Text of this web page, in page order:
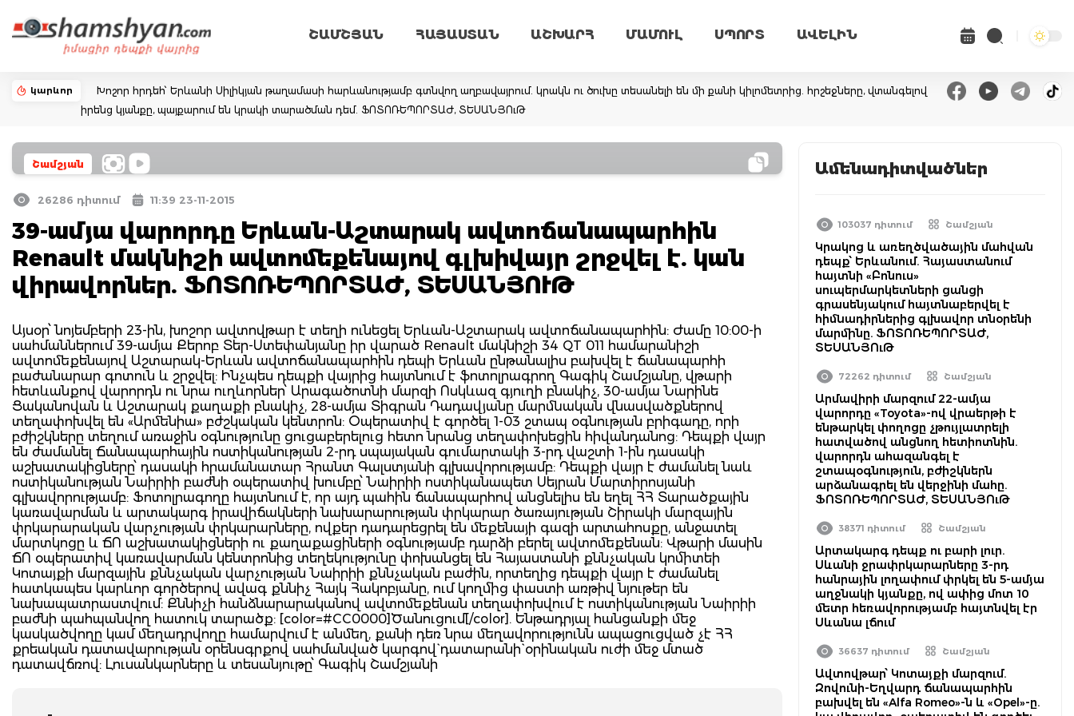
ՇԱՄՇՅԱՆ ՀԱՅԱՍՏԱՆ ԱՇԽԱՐՀ ՄԱՄՈՒԼ ՍՊՈՐՏ ԱՎԵԼԻՆ
կարևոր
Խոշոր հրդեհ՝ Երևանի Սիլիկյան թաղամասի հարևանությամբ գտնվող աղբավայրում. կրակն ու ծուխը տեսանելի են մի քանի կիլոմետրից. հրշեջները, վտանգելով
իրենց կյանքը, պայքարում են կրակի տարածման դեմ. ՖՈՏՈՌԵՊՈՐՏԱԺ, ՏԵՍԱՆՅՈւԹ
Շամշյան
26286 դիտում 11:39 23-11-2015
39-ամյա վարորդը Երևան-Աշտարակ ավտոճանապարհին
Renault մակնիշի ավտոմեքենայով գլխիվայր շրջվել է. կան
վիրավորներ. ՖՈՏՈՌԵՊՈՐՏԱԺ, ՏԵՍԱՆՅՈՒԹ
Այսօր՝ նոյեմբերի 23-ին, խոշոր ավտովթար է տեղի ունեցել Երևան-Աշտարակ ավտոճանապարհին: Ժամը 10:00-ի
սահմաններում 39-ամյա Քերոբ Տեր-Ստեփանյանը իր վարած Renault մակնիշի 34 QT 011 համարանիշի
ավտոմեքենայով Աշտարակ-Երևան ավտոճանապարհին դեպի Երևան ընթանալիս բախվել է ճանապարհի
բաժանարար գոտուն և շրջվել: Ինչպես դեպքի վայրից հայտնում է ֆոտոլրագրող Գագիկ Շամշյանը, վթարի
հետևանքով վարորդն ու նրա ուղևորներ՝ Արագածոտնի մարզի Ոսկևազ գյուղի բնակիչ, 30-ամյա Նարինե
Ցականովան և Աշտարակ քաղաքի բնակիչ, 28-ամյա Տիգրան Դադավյանը մարմնական վնասվածքներով
տեղափոխվել են «Արմենիա» բժշկական կենտրոն: Օպերատիվ է գործել 1-03 շտապ օգնության բրիգադը, որի
բժիշկները տեղում առաջին օգնությունը ցուցաբերելուց հետո նրանց տեղափոխեցին հիվանդանոց: Դեպքի վայր
են ժամանել Ճանապարհային ոստիկանության 2-րդ սպայական գումարտակի 3-րդ վաշտի 1-ին դասակի
աշխատակիցները՝ դասակի հրամանատար Հրանտ Գալստյանի գլխավորությամբ: Դեպքի վայր է ժամանել նաև
ոստիկանության Նաիրիի բաժնի օպերատիվ խումբը՝ Նաիրիի ոստիկանապետ Սեյրան Մարտիրոսյանի
գլխավորությամբ: Ֆոտոլրագողը հայտնում է, որ այդ պահին ճանապարհով անցնելիս են եղել ՀՀ Տարածքային
կառավարման և արտակարգ իրավիճակների նախարարության փրկարար ծառայության Շիրակի մարզային
փրկարարական վարչության փրկարարները, ովքեր դադարեցրել են մեքենայի գազի արտահոսքը, անջատել
մարտկոցը և ՃՈ աշխատակիցների ու քաղաքացիների օգնությամբ դարձի բերել ավտոմեքենան: Վթարի մասին
ՃՈ օպերատիվ կառավարման կենտրոնից տեղեկությունը փոխանցել են Հայաստանի քննչական կոմիտեի
Կոտայքի մարզային քննչական վարչության Նաիրիի քննչական բաժին, որտեղից դեպքի վայր է ժամանել
հատկապես կարևոր գործերով ավագ քննիչ Հայկ Հակոբյանը, ում կողմից փաստի առթիվ նյութեր են
նախապատրաստվում: Քննիչի հանձնարարականով ավտոմեքենան տեղափոխվում է ոստիկանության Նաիրիի
բաժնի պահպանվող հատուկ տարածք: [color=#CC0000]Ծանուցում[/color]. Ենթադրյալ հանցանքի մեջ
կասկածվողը կամ մեղադրվողը համարվում է անմեղ, քանի դեռ նրա մեղավորությունն ապացուցված չէ ՀՀ
քրեական դատավարության օրենսգրքով սահմանված կարգով` դատարանի` օրինական ուժի մեջ մտած
դատավճռով: Լուսանկարները և տեսանյութը՝ Գագիկ Շամշյանի
Ամենադիտվածներ
103037 դիտում Շամշյան
Կրակոց և առեղծվածային մահվան
դեպք՝ Երևանում. Հայաստանում
հայտնի «Բոնուս»
սուպերմարկետների ցանցի
գրասենյակում հայտնաբերվել է
հիմնադիրներից գլխավոր տնօրենի
մարմինը. ՖՈՏՈՌԵՊՈՐՏԱԺ,
ՏԵՍԱՆՅՈւԹ
72262 դիտում Շամշյան
Արմավիրի մարզում 22-ամյա
վարորդը «Toyota»-ով վրաերթի է
ենթարկել փողոցը չթույլատրելի
հատվածով անցնող հետիոտնին.
վարորդն ահազանգել է
շտապօգնություն, բժիշկներն
արձանագրել են վերջինի մահը.
ՖՈՏՈՌԵՊՈՐՏԱԺ, ՏԵՍԱՆՅՈւԹ
38371 դիտում Շամշյան
Արտակարգ դեպք ու բարի լուր.
Սևանի ջրափրկարարները 3-րդ
հանրային լողափում փրկել են 5-ամյա
աղջնակի կյանքը, ով ափից մոտ 10
մետր հեռավորությամբ հայտնվել էր
Սևանա լճում
36637 դիտում Շամշյան
Ավտովթար՝ Կոտայքի մարզում.
Զովունի-Եղվարդ ճանապարհին
բախվել են «Alfa Romeo»-ն և «Opel»-ը.